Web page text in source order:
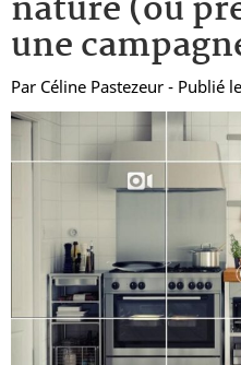
une
Par Céline Pastezeur - Publié